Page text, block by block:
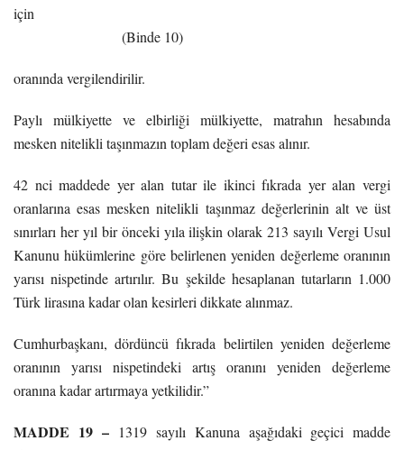
için
(Binde 10)
oranında vergilendirilir.
Paylı mülkiyette ve elbirliği mülkiyette, matrahın hesabında
mesken nitelikli taşınmazın toplam değeri esas alınır.
42 nci maddede yer alan tutar ile ikinci fıkrada yer alan vergi
oranlarına esas mesken nitelikli taşınmaz değerlerinin alt ve üst
sınırları her yıl bir önceki yıla ilişkin olarak 213 sayılı Vergi Usul
Kanunu hükümlerine göre belirlenen yeniden değerleme oranının
yarısı nispetinde artırılır. Bu şekilde hesaplanan tutarların 1.000
Türk lirasına kadar olan kesirleri dikkate alınmaz.
Cumhurbaşkanı, dördüncü fıkrada belirtilen yeniden değerleme
oranının yarısı nispetindeki artış oranını yeniden değerleme
oranına kadar artırmaya yetkilidir.”
MADDE 19 –1319 sayılı Kanuna aşağıdaki geçici madde